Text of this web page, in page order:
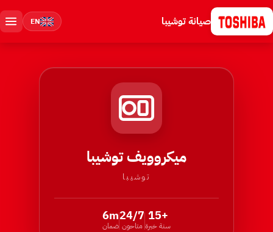
صيانة توشيبا EN
ميكروويف توشيبا
توشيبا
+15
سنة خبرة
24/7
متاحون
6m
ضمان